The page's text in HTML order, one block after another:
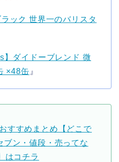
ック 世界一のバリスタ
】ダイドーブレンド 微
×48缶 』
すすめまとめ【どこで
ブン・値段・売ってな
はコチラ